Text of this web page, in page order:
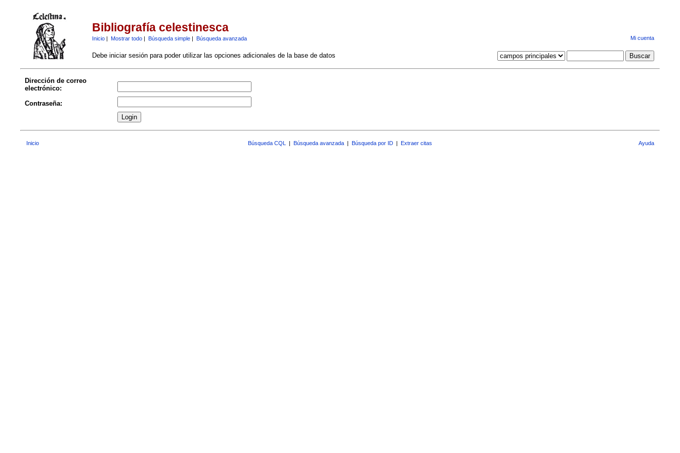
Bibliografía celestinesca
Inicio| Mostrar todo| Búsqueda simple| Búsqueda avanzada Mi cuenta
Debe iniciar sesión para poder utilizar las opciones adicionales de la base de datos
Dirección de correo
electrónico:
Contraseña:
Inicio Búsqueda CQL | Búsqueda avanzada | Búsqueda por ID | Extraer citas Ayuda